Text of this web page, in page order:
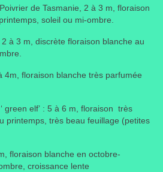
de Tasmanie, 2 à 3 m, floraison
soleil ou mi-ombre.
à 3 m, discrète floraison blanche au
4m, floraison blanche très parfumée
‘ green elf’ : 5 à 6 m, floraison très
printemps, très beau feuillage (petites
floraison blanche en octobre-
croissance lente